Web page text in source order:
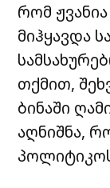
რომ
მიჰყავდა
თქმით,
ბინაში
აღნიშნა,